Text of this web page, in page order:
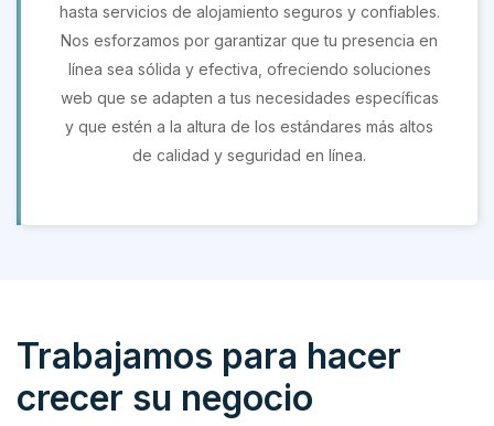
hasta servicios de alojamiento seguros y confiables.
Nos esforzamos por garantizar que tu presencia en
línea sea sólida y efectiva, ofreciendo soluciones
web que se adapten a tus necesidades específicas
y que estén a la altura de los estándares más altos
de calidad y seguridad en línea.
Trabajamos para hacer
crecer su negocio